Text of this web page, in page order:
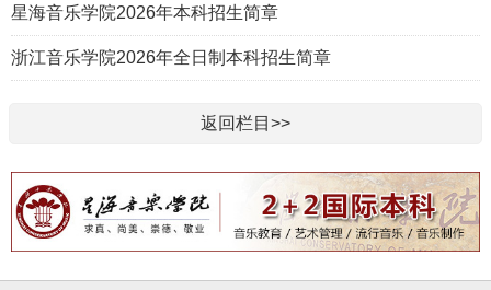
星海音乐学院2026年本科招生简章
浙江音乐学院2026年全日制本科招生简章
返回栏目>>